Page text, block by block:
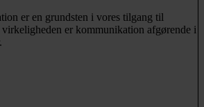
er en grundsten i vores tilgang til
er kommunikation afgørende i